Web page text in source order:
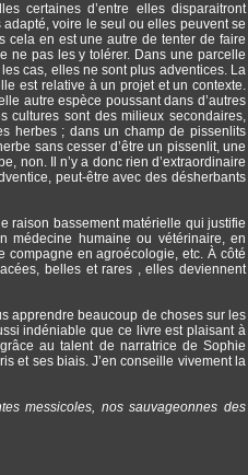
certaines d’entre elles disparaitront
voire le seul ou elles peuvent se
cela en est une autre de tenter de faire
ne pas les y tolérer. Dans une parcelle
cas, elles ne sont plus adventices. La
est relative à un projet et un contexte.
autre espèce poussant dans d’autres
cultures sont des milieux secondaires,
herbes ; dans un champ de pissenlits
sans cesser d’être un pissenlit, une
non. Il n’y a donc rien d’extraordinaire
peut-être avec des désherbants
raison bassement matérielle qui justifie
médecine humaine ou vétérinaire, en
compagne en agroécologie, etc. À côté
belles et rares , elles deviennent
apprendre beaucoup de choses sur les
indéniable que ce livre est plaisant à
au talent de narratrice de Sophie
et ses biais. J’en conseille vivement la
messicoles, nos sauvageonnes des